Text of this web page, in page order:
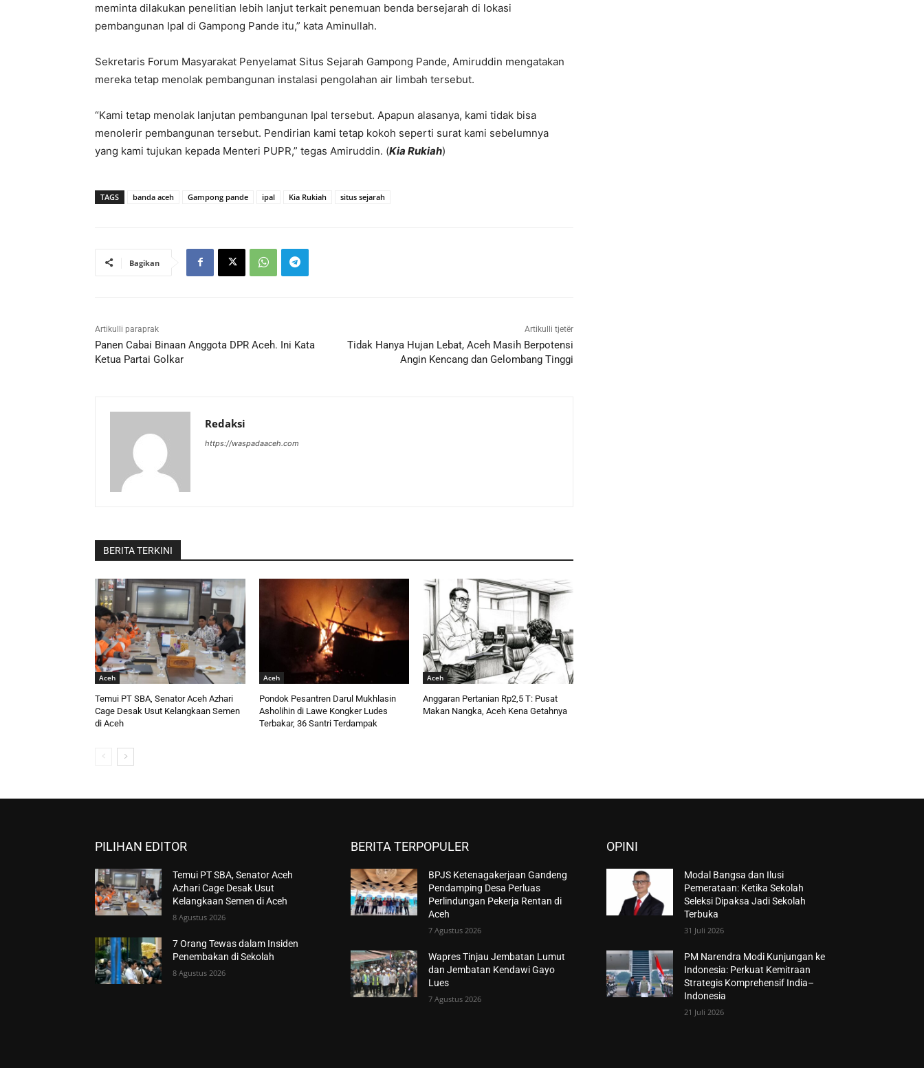
meminta dilakukan penelitian lebih lanjut terkait penemuan benda bersejarah di lokasi
pembangunan Ipal di Gampong Pande itu,” kata Aminullah.
Sekretaris Forum Masyarakat Penyelamat Situs Sejarah Gampong Pande, Amiruddin mengatakan
mereka tetap menolak pembangunan instalasi pengolahan air limbah tersebut.
“Kami tetap menolak lanjutan pembangunan Ipal tersebut. Apapun alasanya, kami tidak bisa
menolerir pembangunan tersebut. Pendirian kami tetap kokoh seperti surat kami sebelumnya
yang kami tujukan kepada Menteri PUPR,” tegas Amiruddin. (Kia Rukiah)
TAGS banda aceh Gampong pande ipal Kia Rukiah situs sejarah
Bagikan
Artikulli paraprak
Panen Cabai Binaan Anggota DPR Aceh. Ini Kata
Ketua Partai Golkar
Artikulli tjetër
Tidak Hanya Hujan Lebat, Aceh Masih Berpotensi
Angin Kencang dan Gelombang Tinggi
Redaksi
https://waspadaaceh.com
BERITA TERKINI
Aceh
Temui PT SBA, Senator Aceh Azhari
Cage Desak Usut Kelangkaan Semen
di Aceh
Aceh
Pondok Pesantren Darul Mukhlasin
Asholihin di Lawe Kongker Ludes
Terbakar, 36 Santri Terdampak
Aceh
Anggaran Pertanian Rp2,5 T: Pusat
Makan Nangka, Aceh Kena Getahnya
PILIHAN EDITOR
Temui PT SBA, Senator Aceh
Azhari Cage Desak Usut
Kelangkaan Semen di Aceh
8 Agustus 2026
7 Orang Tewas dalam Insiden
Penembakan di Sekolah
8 Agustus 2026
BERITA TERPOPULER
BPJS Ketenagakerjaan Gandeng
Pendamping Desa Perluas
Perlindungan Pekerja Rentan di
Aceh
7 Agustus 2026
Wapres Tinjau Jembatan Lumut
dan Jembatan Kendawi Gayo
Lues
7 Agustus 2026
OPINI
Modal Bangsa dan Ilusi
Pemerataan: Ketika Sekolah
Seleksi Dipaksa Jadi Sekolah
Terbuka
31 Juli 2026
PM Narendra Modi Kunjungan ke
Indonesia: Perkuat Kemitraan
Strategis Komprehensif India–
Indonesia
21 Juli 2026